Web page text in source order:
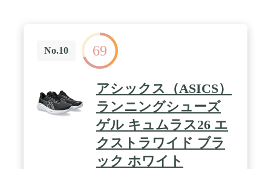
No.10 69
アシックス（ASICS）
ランニングシューズ
ゲル キュムラス26 エ
クストラワイド ブラ
ック ホワイト